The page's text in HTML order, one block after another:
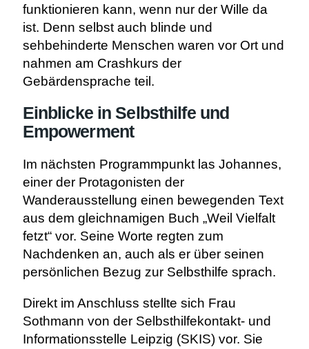
funktionieren kann, wenn nur der Wille da
ist. Denn selbst auch blinde und
sehbehinderte Menschen waren vor Ort und
nahmen am Crashkurs der
Gebärdensprache teil.
Einblicke in Selbsthilfe und
Empowerment
Im nächsten Programmpunkt las Johannes,
einer der Protagonisten der
Wanderausstellung einen bewegenden Text
aus dem gleichnamigen Buch „Weil Vielfalt
fetzt“ vor. Seine Worte regten zum
Nachdenken an, auch als er über seinen
persönlichen Bezug zur Selbsthilfe sprach.
Direkt im Anschluss stellte sich Frau
Sothmann von der Selbsthilfekontakt- und
Informationsstelle Leipzig (SKIS) vor. Sie